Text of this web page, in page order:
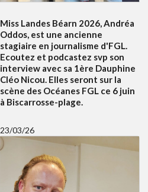
Miss Landes Béarn 2026, Andréa
Oddos, est une ancienne
stagiaire en journalisme d'FGL.
Ecoutez et podcastez svp son
interview avec sa 1ère Dauphine
Cléo Nicou. Elles seront sur la
scène des Océanes FGL ce 6 juin
à Biscarrosse-plage.
23/03/26